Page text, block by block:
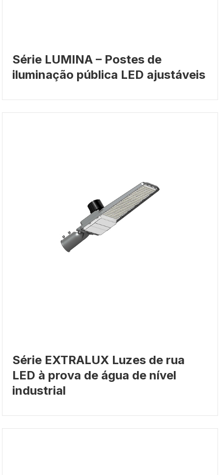
Série LUMINA – Postes de
iluminação pública LED ajustáveis
Série EXTRALUX Luzes de rua
LED à prova de água de nível
industrial